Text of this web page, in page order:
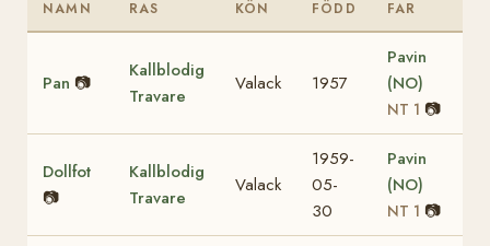
NAMN RAS KÖN FÖDD FAR
Pan 📷
Kallblodig
Travare
Valack 1957
Pavin
(NO)
NT 1 📷
Dollfot
📷
Kallblodig
Travare
Valack
1959-
05-
30
Pavin
(NO)
NT 1 📷